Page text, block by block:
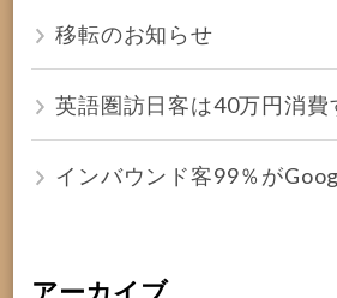
移転のお知らせ
英語圏訪日客は40万円消費
インバウンド客99％が